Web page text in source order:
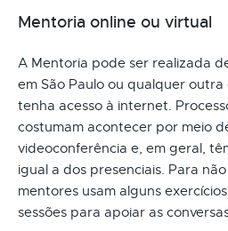
Mentoria online ou virtual
A Mentoria pode ser realizada
em São Paulo ou qualquer
tenha acesso à internet.
costumam acontecer por meio
videoconferência e, em geral,
igual a dos presenciais. Para
mentores usam alguns
sessões para apoiar as